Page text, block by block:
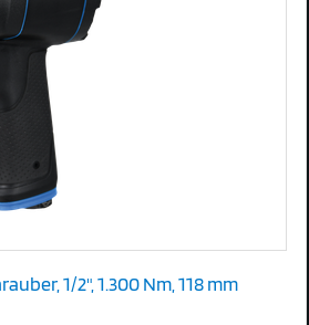
1/2", 1.300 Nm, 118 mm